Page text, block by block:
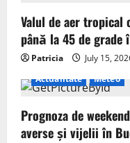
Valul de aer tropical
până la 45 de
Patricia
July 15,
Actualitate
Meteo
Prognoza de
averse și vijelii în